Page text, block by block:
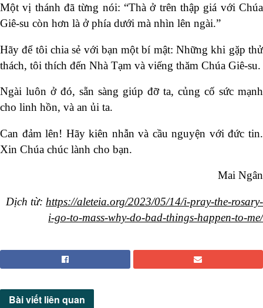
Một vị thánh đã từng nói: “Thà ở trên thập giá với Chúa
Giê-su còn hơn là ở phía dưới mà nhìn lên ngài.”
Hãy để tôi chia sẻ với bạn một bí mật: Những khi gặp thử
thách, tôi thích đến Nhà Tạm và viếng thăm Chúa Giê-su.
Ngài luôn ở đó, sẵn sàng giúp đỡ ta, củng cố sức mạnh
cho linh hồn, và an ủi ta.
Can đảm lên! Hãy kiên nhẫn và cầu nguyện với đức tin.
Xin Chúa chúc lành cho bạn.
Mai Ngân
Dịch từ: https://aleteia.org/2023/05/14/i-pray-the-rosary-
i-go-to-mass-why-do-bad-things-happen-to-me/
Bài viết liên quan